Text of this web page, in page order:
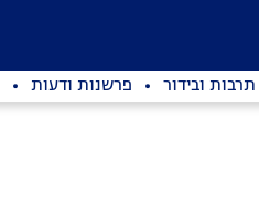
תרבות ובידור פרשנות ודעות